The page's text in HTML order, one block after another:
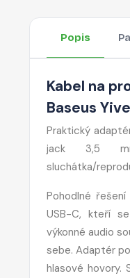
Popis
Kabel na
Baseus
Praktický
jack 3,5
sluchátka/
Pohodlné
USB-C, kteří
výkonné audio
sebe. Adaptér
hlasové hovory.